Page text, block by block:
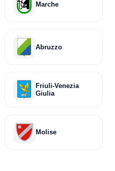
Marche
Abruzzo
Friuli-Venezia
Giulia
Molise